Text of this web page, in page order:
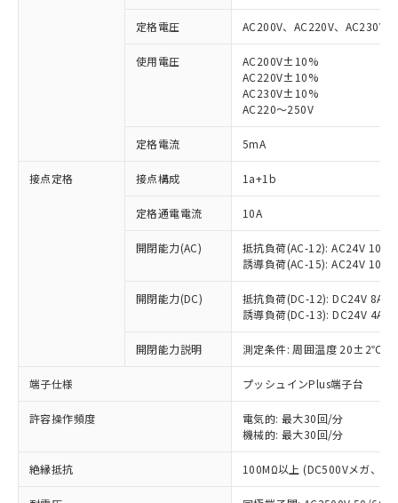
定格電圧 AC200V、AC220V、AC230V
使用電圧
AC200V±10%
AC220V±10%
AC230V±10%
AC220～250V
定格電流 5mA
接点定格 接点構成 1a+1b
定格通電電流 10A
開閉能力(AC)
抵抗負荷(AC-12): AC24V 10A/
誘導負荷(AC-15): AC24V
開閉能力(DC)
抵抗負荷(DC-12): DC24V 8A/
誘導負荷(DC-13): DC24V 4A/
開閉能力説明 測定条件: 周囲温度 20±2℃、
端子仕様 プッシュインPlus端子台
許容操作頻度
電気的: 最大30回/分
機械的: 最大30回/分
絶縁抵抗 100MΩ以上 (DC500Vメガ、点
ご利用条件
以下の条件をお読みいただき、同意のうえ
ご利用ください。
本サービスは、当社制御機器事業取扱
商品の当社在庫状況および標準価格
(税抜)を提供させていただくもので
当社制御機器事業取扱商品の中には、
本サービスの対象外となる商品もある
※1 対応状況
対応済み：EU RoHS指令（10物質）の
非含有に対応した製品が提供可能な商品で
対応予定：EU RoHS指令（10物質）の非含
有に対応した製品に切り替える予定のある
対応予定なし：EU RoHS指令（10物質）の
非含有に非対応の商品で、対応品を出す予
調査・確認中：EU RoHS指令（10物質）の
非含有の対応状況を調査中または確認中の
商品です。
非該当品：ライセンス料など無形物で、有
害物質有無と関係のない商品です。
仕入先様の事情により、非含有部品として
いたものが、含有品と判明した場合などや
「○」：最大均質材料含有率が中国RoHSの
基準値以下であることを示します。
「×」：最大均質材料含有率が中国RoHSの
基準値を超えていることを示します。
当社は、これら貴社製品のうち、外国